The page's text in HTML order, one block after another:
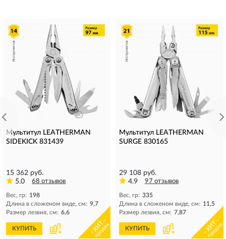
Мультитул LEATHERMAN
SIDEKICK 831439
15 362 руб.
5.0
68 отзывов
Вес, гр: 198
Длина в сложеном виде, см: 9,7
Размер лезвия, см: 6,6
КУПИТЬ - ХИТ -
продаж
Мультитул LEATHERMAN
SURGE 830165
29 108 руб.
4.9
97 отзывов
Вес, гр: 335
Длина в сложеном виде, см: 11,5
Размер лезвия, см: 7,87
КУПИТЬ - ХИТ -
продаж